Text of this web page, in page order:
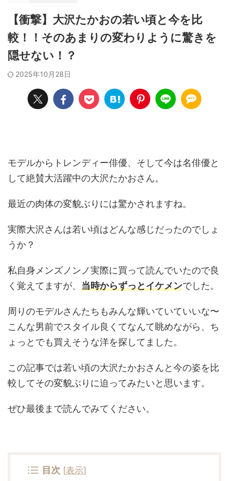
【衝撃】大沢たかおの若い頃と今を比
較！！そのあまりの変わりように驚きを
隠せない！？
2025年10月28日
モデルからトレンディー俳優、そして今は名俳優と
して絶賛大活躍中の大沢たかおさん。
最近の肉体の変貌ぶりには驚かされますね。
実際大沢さんは若い頃はどんな感じだったのでしょ
うか？
私自身メンズノンノ実際に買って読んでいたので良
く覚えてますが、 当時からずっとイケメンでした。
周りのモデルさんたちもみんな輝いていていいな〜
こんな男前でスタイル良くてなんて眺めながら、ち
ょっとでも買えそうな洋を探してました。
この記事では若い頃の大沢たかおさんと今の姿を比
較してその変貌ぶりに迫ってみたいと思います。
ぜひ最後まで読んでみてください。
目次 [表示]